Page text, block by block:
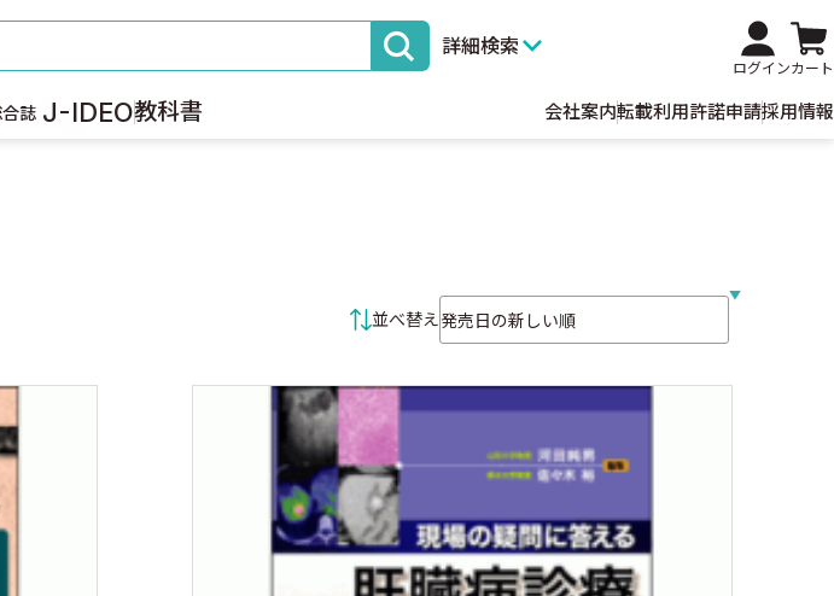
詳細検索
ログインカート
誌 J-IDEO教科書 会社案内転載利用許諾申請採用情報
並べ替え並べ替え条件